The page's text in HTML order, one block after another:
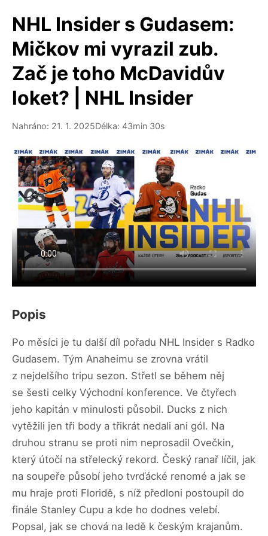
NHL Insider s Gudasem:
Mičkov mi vyrazil zub.
Zač je toho McDavidův
loket? | NHL Insider
Nahráno: 21. 1. 2025Délka: 43min 30s
Popis
Po měsíci je tu další díl pořadu NHL Insider s Radko
Gudasem. Tým Anaheimu se zrovna vrátil
z nejdelšího tripu sezon. Střetl se během něj
se šesti celky Východní konference. Ve čtyřech
jeho kapitán v minulosti působil. Ducks z nich
vytěžili jen tři body a třikrát nedali ani gól. Na
druhou stranu se proti nim neprosadil Ovečkin,
který útočí na střelecký rekord. Český ranař líčil, jak
na soupeře působí jeho tvrďácké renomé a jak se
mu hraje proti Floridě, s níž předloni postoupil do
finále Stanley Cupu a kde ho dodnes velebí.
Popsal, jak se chová na ledě k českým krajanům.